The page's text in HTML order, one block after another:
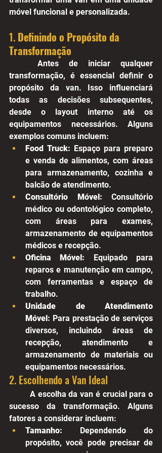
móvel funcional e personalizada.
1. Definindo o Propósito da
Transformação
transformação, é essencial definir o
propósito da van. Isso influenciará
todas as decisões subsequentes,
desde o layout interno até os
equipamentos necessários. Alguns
exemplos comuns incluem:
Food Truck: Espaço para preparo
e venda de alimentos, com áreas
para armazenamento, cozinha e
balcão de atendimento.
Consultório Móvel: Consultório
médico ou odontológico completo,
com áreas para exames,
armazenamento de equipamentos
médicos e recepção.
Oficina Móvel: Equipado para
reparos e manutenção em campo,
com ferramentas e espaço de
trabalho.
Unidade de Atendimento
Móvel: Para prestação de serviços
diversos, incluindo áreas de
recepção, atendimento e
armazenamento de materiais ou
equipamentos necessários.
2. Escolhendo a Van Ideal
sucesso da transformação. Alguns
fatores a considerar incluem:
Tamanho: Dependendo do
propósito, você pode precisar de